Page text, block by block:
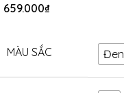
659.000₫
MÀU SẮC Đen